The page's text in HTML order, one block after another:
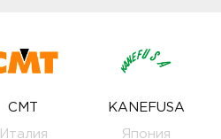
CMT
Италия
KANEFUSA
Япония